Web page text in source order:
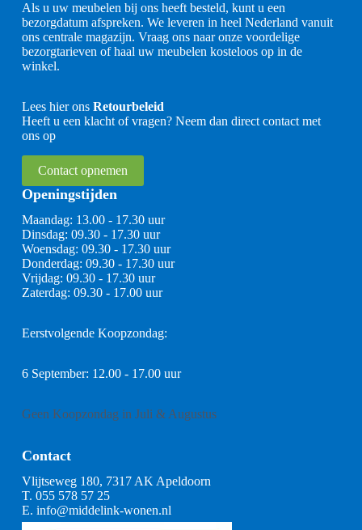
Als u uw meubelen bij ons heeft besteld, kunt u een
bezorgdatum afspreken. We leveren in heel Nederland vanuit
ons centrale magazijn. Vraag ons naar onze voordelige
bezorgtarieven of haal uw meubelen kosteloos op in de
winkel.
Lees hier ons Retourbeleid
Heeft u een klacht of vragen? Neem dan direct contact met
ons op
Contact opnemen
Openingstijden
Maandag: 13.00 - 17.30 uur
Dinsdag: 09.30 - 17.30 uur
Woensdag: 09.30 - 17.30 uur
Donderdag: 09.30 - 17.30 uur
Vrijdag: 09.30 - 17.30 uur
Zaterdag: 09.30 - 17.00 uur
Eerstvolgende Koopzondag:
6 September: 12.00 - 17.00 uur
Geen Koopzondag in Juli & Augustus
Contact
Vlijtseweg 180, 7317 AK Apeldoorn
T. 055 578 57 25
E. info@middelink-wonen.nl